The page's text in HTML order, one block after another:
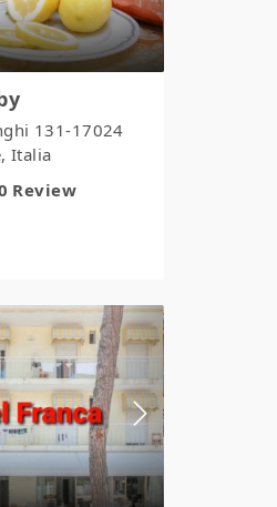
131-17024
Italia
Review